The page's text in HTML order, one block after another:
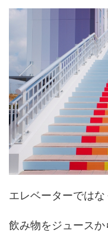
エレベーターではな
飲み物をジュースか